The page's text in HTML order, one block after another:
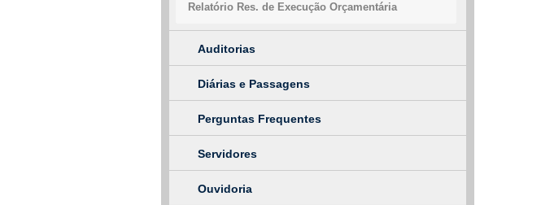
Relatório Res. de Execução Orçamentária
Auditorias
Diárias e Passagens
Perguntas Frequentes
Servidores
Ouvidoria